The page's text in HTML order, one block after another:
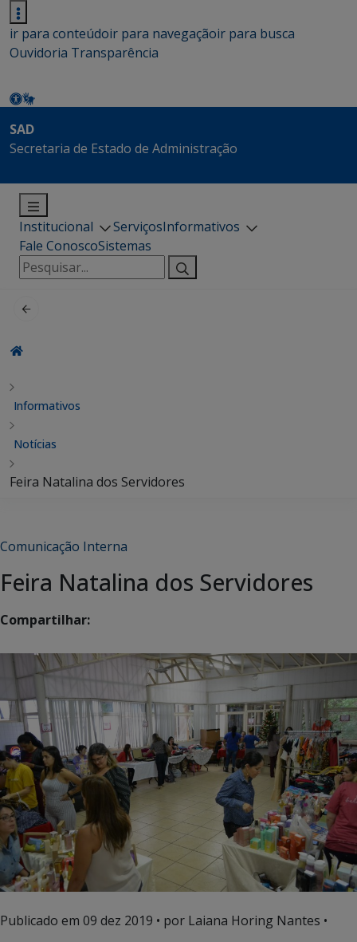
ir para conteúdoir para navegaçãoir para busca
Ouvidoria Transparência
SAD
Secretaria de Estado de Administração
Institucional ServiçosInformativos
Fale ConoscoSistemas
Pesquisar
por:
Informativos
Notícias
Feira Natalina dos Servidores
Comunicação Interna
Feira Natalina dos Servidores
Compartilhar:
Publicado em 09 dez 2019 • por Laiana Horing Nantes •